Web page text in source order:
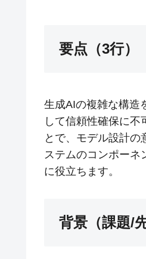
要点（3行）
生成AIの複雑な構造
して信頼性確保に
とで、モデル設計
ステムのコンポー
に役立ちます。
背景（課題/